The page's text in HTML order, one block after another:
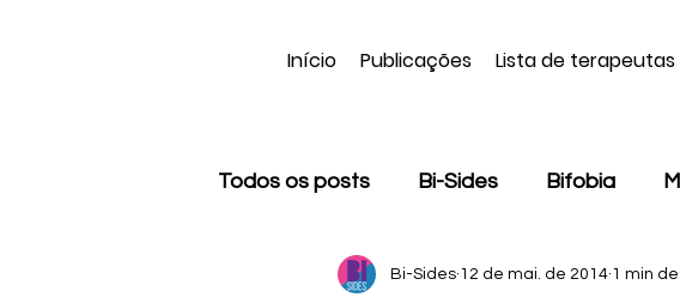
Início Publicações Lista de terapeutas
Todos os posts Bi-Sides Bifobia
Apagamento bissexual
Bi-Sides 12 de mai. de 2014 1 min